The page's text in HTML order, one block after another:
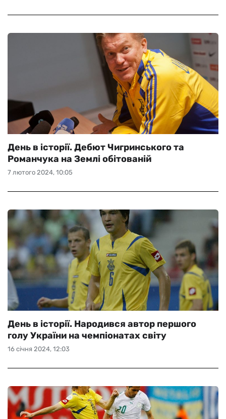
7 лютого 2024, 10:05
День в історії. Дебют Чигринського та
Романчука на Землі обітованій
16 січня 2024, 12:03
День в історії. Народився автор першого
голу України на чемпіонатах світу